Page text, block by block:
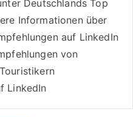
Deutschlands Top
Informationen über
auf LinkedIn
von
LinkedIn